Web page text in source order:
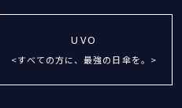
UVO
<すべての方に、最強の日傘を。>